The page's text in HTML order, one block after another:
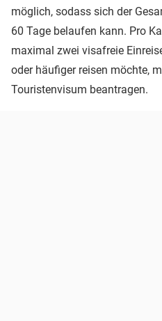
möglich, sodass sich der
60 Tage belaufen kann. Pro
maximal zwei visafreie
oder häufiger reisen möchte,
Touristenvisum beantragen.